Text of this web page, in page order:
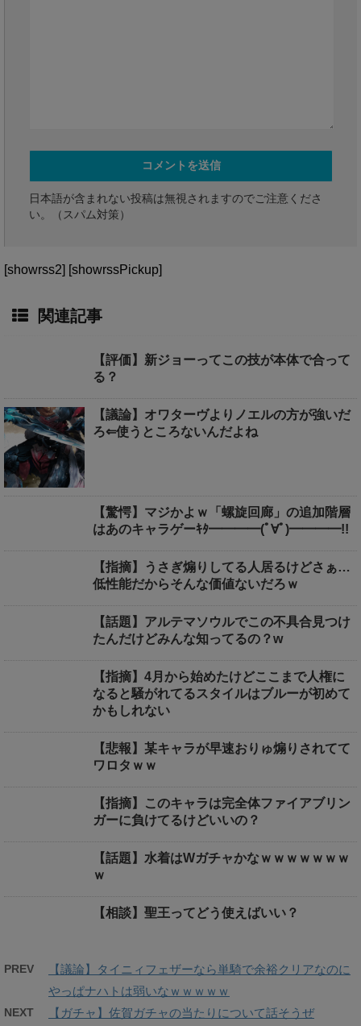
日本語が含まれない投稿は無視されますのでご注意くださ
い。（スパム対策）
[showrss2] [showrssPickup]
関連記事
【評価】新ジョーってこの技が本体で合って
る？
【議論】オワターヴよりノエルの方が強いだ
ろ⇐使うところないんだよね
【驚愕】マジかよｗ「螺旋回廊」の追加階層
はあのキャラゲーｷﾀ━━━━(ﾟ∀ﾟ)━━━━!!
【指摘】うさぎ煽りしてる人居るけどさぁ…
低性能だからそんな価値ないだろｗ
【話題】アルテマソウルでこの不具合見つけ
たんだけどみんな知ってるの？w
【指摘】4月から始めたけどここまで人権に
なると騒がれてるスタイルはブルーが初めて
かもしれない
【悲報】某キャラが早速おりゅ煽りされてて
ワロタｗｗ
【指摘】このキャラは完全体ファイアブリン
ガーに負けてるけどいいの？
【話題】水着はWガチャかなｗｗｗｗｗｗｗ
ｗ
【相談】聖王ってどう使えばいい？
PREV
【議論】タイニィフェザーなら単騎で余裕クリアなのに
やっぱナハトは弱いなｗｗｗｗｗ
NEXT 【ガチャ】佐賀ガチャの当たりについて話そうぜ